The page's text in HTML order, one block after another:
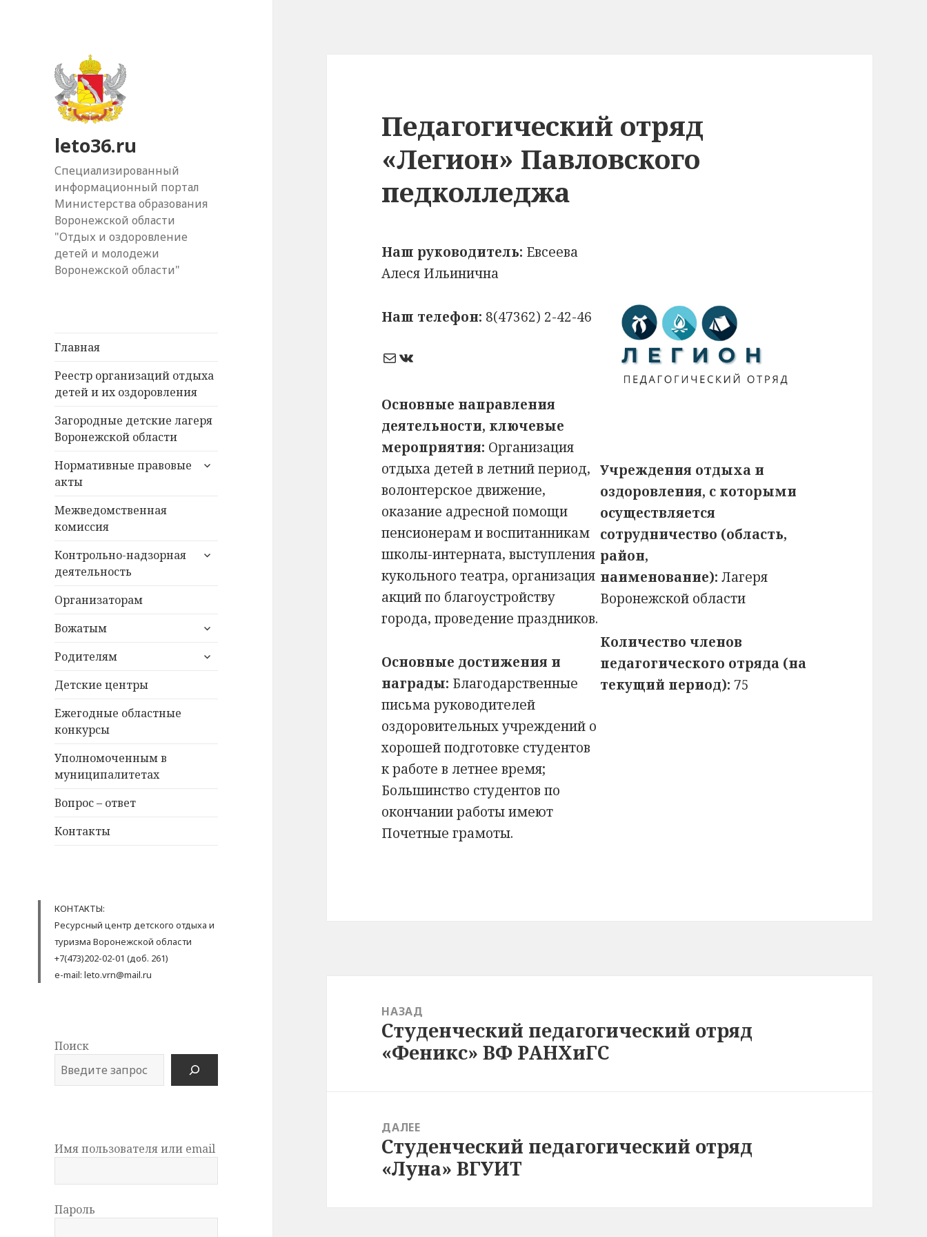
leto36.ru
Специализированный
информационный портал
Министерства образования
Воронежской области
"Отдых и оздоровление
детей и молодежи
Воронежской области"
Главная
Реестр организаций отдыха
детей и их оздоровления
Загородные детские лагеря
Воронежской области
Нормативные правовые
акты
раскрыть
Межведомственная
комиссия
Контрольно-надзорная
деятельность
раскрыть
Организаторам
Вожатым
раскрыть
меню
Родителям
раскрыть
Детские центры
Ежегодные областные
конкурсы
Уполномоченным в
муниципалитетах
Вопрос – ответ
Контакты
КОНТАКТЫ:
Ресурсный центр детского отдыха и
туризма Воронежской области
+7(473)202-02-01 (доб. 261)
e-mail: leto.vrn@mail.ru
Поиск
Имя пользователя или email
Пароль
Педагогический отряд
«Легион» Павловского
педколледжа
Наш руководитель: Евсеева
Алеся Ильинична
Наш телефон: 8(47362) 2-42-46
Почта ВКонтакте
Основные направления
деятельности, ключевые
мероприятия: Организация
отдыха детей в летний период,
волонтерское движение,
оказание адресной помощи
пенсионерам и воспитанникам
школы-интерната, выступления
кукольного театра, организация
акций по благоустройству
города, проведение праздников.
Основные достижения и
награды: Благодарственные
письма руководителей
оздоровительных учреждений о
хорошей подготовке студентов
к работе в летнее время;
Большинство студентов по
окончании работы имеют
Почетные грамоты.
Учреждения отдыха и
оздоровления, с которыми
осуществляется
сотрудничество (область,
район,
наименование): Лагеря
Воронежской области
Количество членов
педагогического отряда (на
текущий период): 75
записям
НАЗАД
Предыдущая
запись:
Студенческий педагогический отряд
«Феникс» ВФ РАНХиГС
ДАЛЕЕ
Следующая
запись:
Студенческий педагогический отряд
«Луна» ВГУИТ